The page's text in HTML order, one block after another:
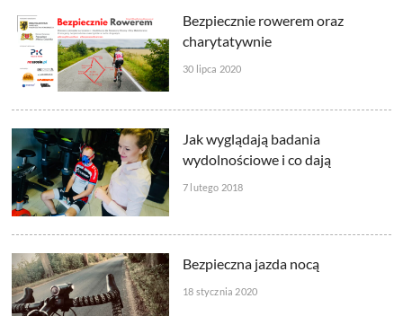
Bezpiecznie rowerem oraz
charytatywnie
30 lipca 2020
Jak wyglądają badania
wydolnościowe i co dają
7 lutego 2018
Bezpieczna jazda nocą
18 stycznia 2020